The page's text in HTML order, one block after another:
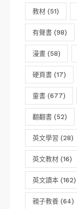
教材 (51)
有聲書 (98)
漫畫 (58)
硬頁書 (17)
童書 (677)
翻翻書 (52)
英文學習 (28)
英文教材 (16)
英文讀本 (162)
親子教養 (64)